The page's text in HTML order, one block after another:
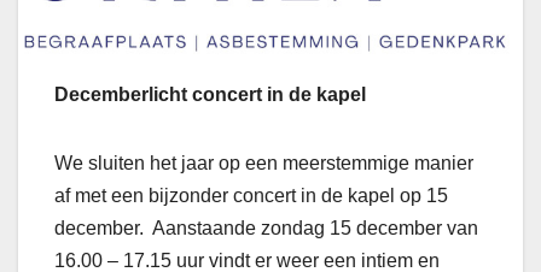
Decemberlicht concert in de kapel
We sluiten het jaar op een meerstemmige manier
af met een bijzonder concert in de kapel op 15
december. Aanstaande zondag 15 december van
16.00 – 17.15 uur vindt er weer een intiem en